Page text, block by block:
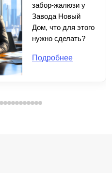
забор-жалюзи у
Завода Новый
Дом, что для этого
нужно сделать?
Подробнее